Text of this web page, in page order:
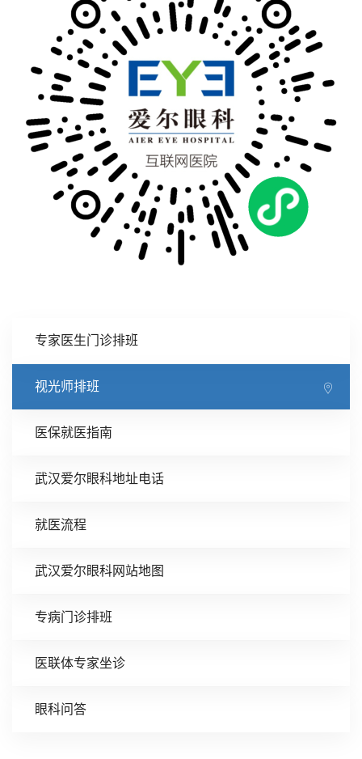
专家医生门诊排班
视光师排班
医保就医指南
武汉爱尔眼科地址电话
就医流程
武汉爱尔眼科网站地图
专病门诊排班
医联体专家坐诊
眼科问答